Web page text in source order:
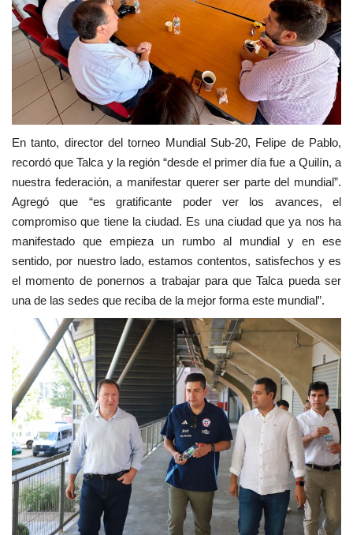
En tanto, director del torneo Mundial Sub-20, Felipe de Pablo,
recordó que Talca y la región “desde el primer día fue a Quilín, a
nuestra federación, a manifestar querer ser parte del mundial”.
Agregó que “es gratificante poder ver los avances, el
compromiso que tiene la ciudad. Es una ciudad que ya nos ha
manifestado que empieza un rumbo al mundial y en ese
sentido, por nuestro lado, estamos contentos, satisfechos y es
el momento de ponernos a trabajar para que Talca pueda ser
una de las sedes que reciba de la mejor forma este mundial”.